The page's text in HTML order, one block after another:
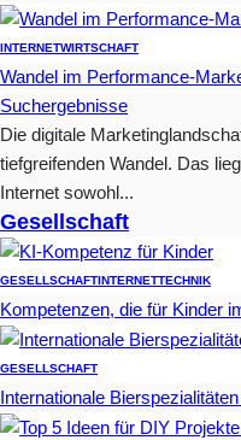
INTERNETWIRTSCHAFT
Wandel im Performance-
Suchergebnisse
Die digitale
tiefgreifenden Wandel. Das
Internet sowohl...
Gesellschaft
GESELLSCHAFTINTERNETTECHNIK
Kompetenzen, die für Kinder
GESELLSCHAFT
Internationale